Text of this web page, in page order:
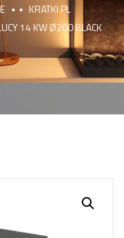
KRATKI.PL
14 KW Ø200 BLACK